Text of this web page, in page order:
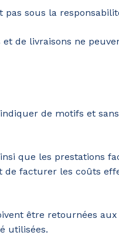
sous la
livraisons ne
de motifs et
que les prestations
facturer les coûts
être retournées
utilisées.